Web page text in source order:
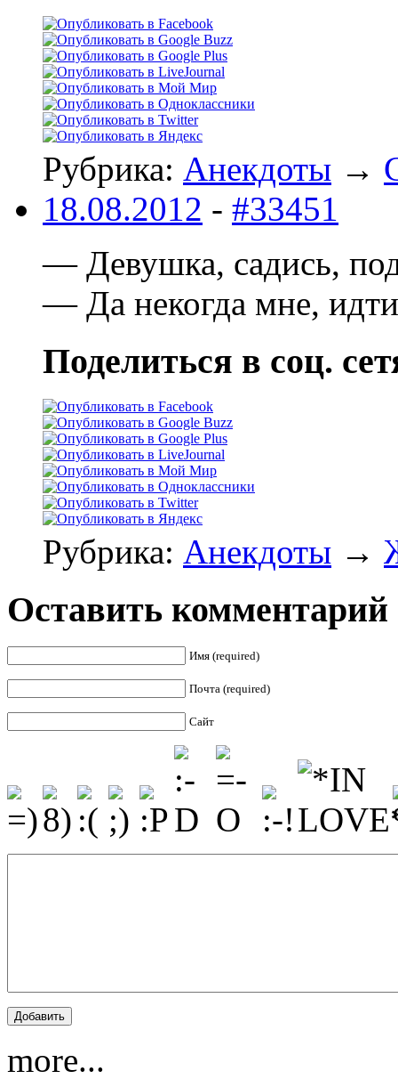
Рубрика: Анекдоты →
18.08.2012 - #33451
— Девушка, садись,
— Да некогда мне,
Поделиться в соц.
Рубрика: Анекдоты →
Оставить комментарий
Имя (required)
Почта (required)
Сайт
more...